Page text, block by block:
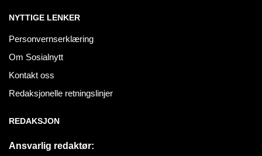
NYTTIGE LENKER
Personvernserklæring
Om Sosialnytt
Kontakt oss
Redaksjonelle retningslinjer
REDAKSJON
Ansvarlig redaktør: